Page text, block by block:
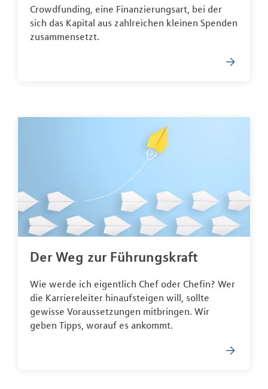
Crowdfunding, eine Finanzierungsart, bei der
sich das Kapital aus zahlreichen kleinen Spenden
zusammensetzt.
Der Weg zur Führungskraft
Wie werde ich eigentlich Chef oder Chefin? Wer
die Karriereleiter hinaufsteigen will, sollte
gewisse Voraussetzungen mitbringen. Wir
geben Tipps, worauf es ankommt.